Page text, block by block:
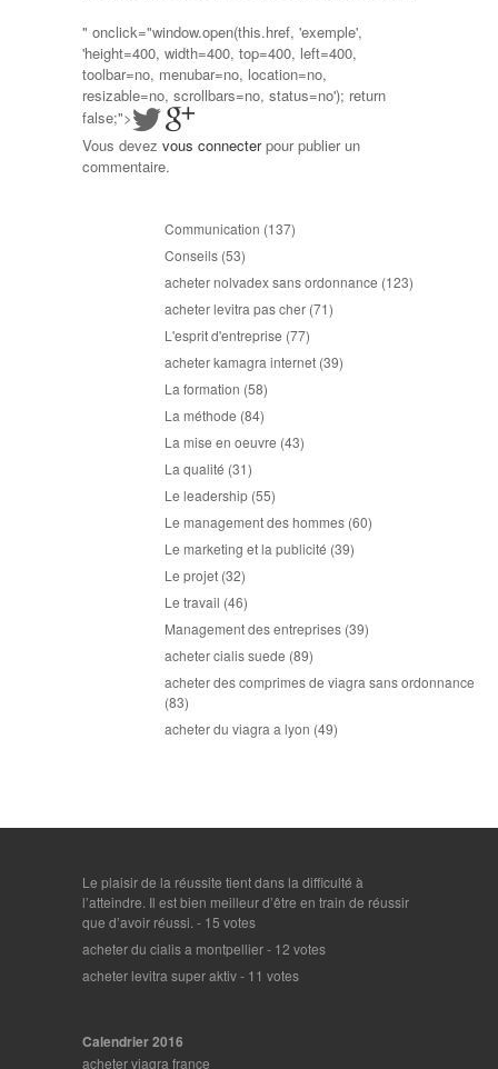
" onclick="window.open(this.href, 'exemple',
'height=400, width=400, top=400, left=400,
toolbar=no, menubar=no, location=no,
resizable=no, scrollbars=no, status=no'); return
false;">
Vous devez vous connecterpour publier un
commentaire.
Communication (137)
Conseils (53)
acheter nolvadex sans ordonnance (123)
acheter levitra pas cher (71)
L'esprit d'entreprise (77)
acheter kamagra internet (39)
La formation (58)
La méthode (84)
La mise en oeuvre (43)
La qualité (31)
Le leadership (55)
Le management des hommes (60)
Le marketing et la publicité (39)
Le projet (32)
Le travail (46)
Management des entreprises (39)
acheter cialis suede (89)
acheter des comprimes de viagra sans ordonnance
(83)
acheter du viagra a lyon (49)
Le plaisir de la réussite tient dans la difficulté à
l’atteindre. Il est bien meilleur d’être en train de réussir
que d’avoir réussi. - 15 votes
acheter du cialis a montpellier- 12 votes
acheter levitra super aktiv- 11 votes
Calendrier 2016
acheter viagra france